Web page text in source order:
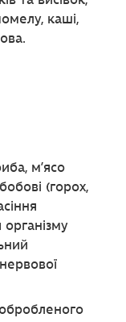
каші,
м’ясо
(горох,